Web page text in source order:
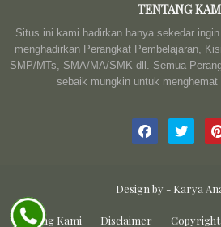
TENTANG
Situs ini kami hadirkan hanya sekedar
menghadirkan Perangkat Pembelajaran,
SMP/MTs, SMA/MA/SMK dll. Semua
sebaik mungkin untuk menghemat
Design by - Karya
Tentang Kami Disclaimer